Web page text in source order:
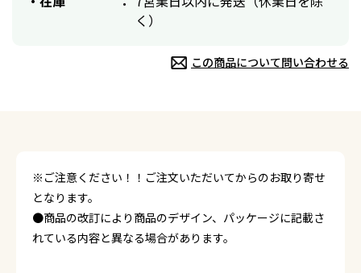
く）
この商品について問い合わせる
※ご注意ください！！ご注文いただいてからのお取り寄せ
となります。
●商品の改訂により商品のデザイン、パッケージに記載さ
れている内容と異なる場合があります。